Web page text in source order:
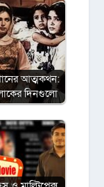
আত্মকথন:
দিনগুলো